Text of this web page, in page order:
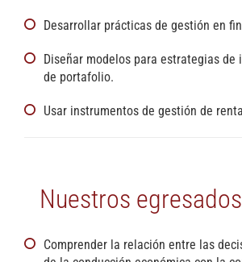
Desarrollar prácticas de gestión en
Diseñar modelos para estrategias de
de portafolio.
Usar instrumentos de gestión de
Nuestros
Comprender la relación entre las